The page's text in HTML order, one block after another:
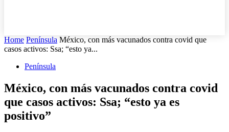
Home Península México, con más vacunados contra covid que
casos activos: Ssa; “esto ya...
Península
México, con más vacunados contra covid
que casos activos: Ssa; “esto ya es
positivo”